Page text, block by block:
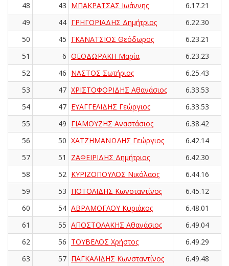
48 43 ΜΠΑΚΡΑΤΣΑΣ Ιωάννης
6.17.21
49
44 ΓΡΗΓΟΡΙΑΔΗΣ Δημήτριος
6.22.30
50
45 ΓΚΑΝΑΤΣΙΟΣ Θεόδωρος
6.23.21
51
6 ΘΕΟΔΩΡΑΚΗ Μαρία
6.23.23
52
46 ΝΑΣΤΟΣ Σωτήριος
6.25.43
53
47 ΧΡΙΣΤΟΦΟΡΙΔΗΣ Αθανάσιος
6.33.53
54
47 ΕΥΑΓΓΕΛΙΔΗΣ Γεώργιος
6.33.53
55
49 ΓΙΑΜΟΥΖΗΣ Αναστάσιος
6.38.42
56
50 ΧΑΤΖΗΜΑΝΩΛΗΣ Γεώργιος
6.42.14
57
51 ΖΑΦΕΙΡΙΔΗΣ Δημήτριος
6.42.30
58
52 ΚΥΡΙΖΟΠΟΥΛΟΣ Νικόλαος
6.44.16
59
53 ΠΟΤΟΛΙΔΗΣ Κωνσταντίνος
6.45.12
60
54 ΑΒΡΑΜΟΓΛΟΥ Κυριάκος
6.48.01
61
55 ΑΠΟΣΤΟΛΑΚΗΣ Αθανάσιος
6.49.04
62
56 ΤΟΥΒΕΛΟΣ Χρήστος
6.49.29
63
57 ΠΑΓΚΑΛΙΔΗΣ Κωνσταντίνος
6.49.48